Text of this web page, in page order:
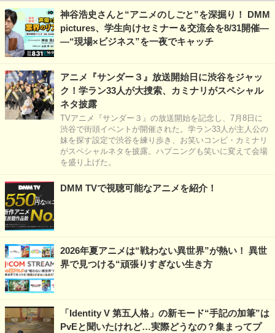
神谷浩史さんと“アニメのしごと”を深掘り！ DMM
pictures、学生向けセミナー＆交流会を8/31開催―
―“現場×ビジネス”を一夜でキャッチ
アニメ『サンダー３』放送開始日に渋谷をジャッ
ク！学ラン33人が大捜索、カミナリがスペシャル
ネタ披露
TVアニメ『サンダー３』の放送開始を記念し、7月8日に
渋谷で街頭イベントが開催された。学ラン33人が主人公の
妹を探す設定で渋谷を練り歩き、お笑いコンビ・カミナリ
がスペシャルネタを披露。ハプニングも笑いに変えて会場
を盛り上げた。
DMM TVで視聴可能なアニメを紹介！
2026年夏アニメは“戦わない異世界”が熱い！ 異世
界で見つける“頑張りすぎない生き方
「Identity V 第五人格」の新モード“手記の加筆”は
PvEと聞いたけれど…実際どうなの？集まってプ